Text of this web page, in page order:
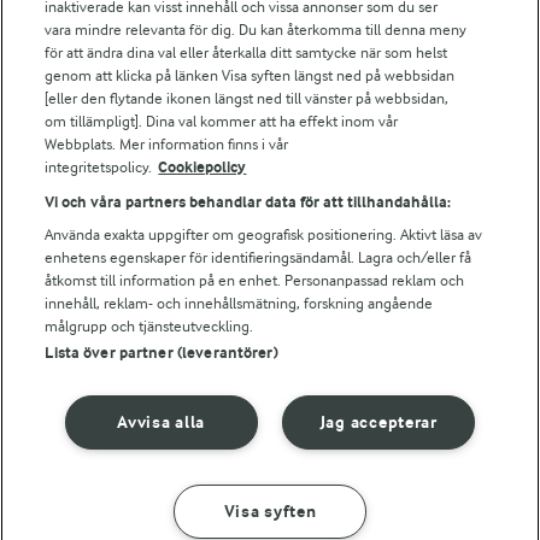
GÖR SÅ HÄR INGREDIENSER
Arla webbshop
Bildbank
Följ oss
© 2026 Arla Foods
Integritetspolicy
inaktiverade kan visst innehåll och vissa annonser som du ser
vara mindre relevanta för dig. Du kan återkomma till denna meny
för att ändra dina val eller återkalla ditt samtycke när som helst
genom att klicka på länken Visa syften längst ned på webbsidan
[eller den flytande ikonen längst ned till vänster på webbsidan,
om tillämpligt]. Dina val kommer att ha effekt inom vår
Webbplats. Mer information finns i vår
integritetspolicy. Cookiepolicy
Vi och våra partners behandlar data för att tillhandahålla:
Använda exakta uppgifter om geografisk positionering. Aktivt läsa av
enhetens egenskaper för identifieringsändamål. Lagra och/eller få
åtkomst till information på en enhet. Personanpassad reklam och
innehåll, reklam- och innehållsmätning, forskning angående
målgrupp och tjänsteutveckling.
Lista över partner (leverantörer)
Jag accepterar
Avvisa alla
Visa syften